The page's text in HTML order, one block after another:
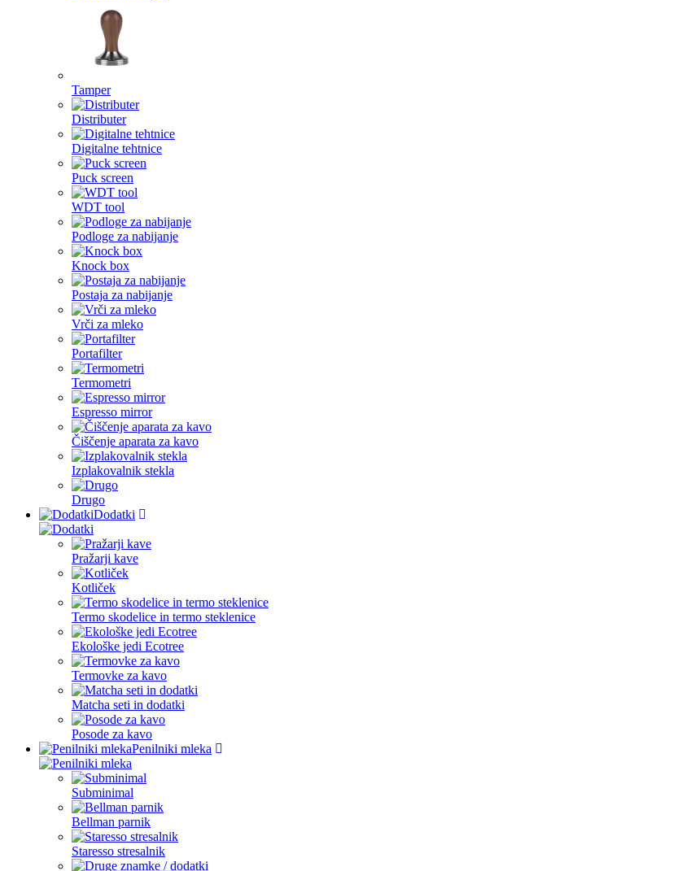
Tamper
Distributer
Digitalne tehtnice
Puck screen
WDT tool
Podloge za nabijanje
Knock box
Postaja za nabijanje
Vrči za mleko
Portafilter
Termometri
Espresso mirror
Čiščenje aparata za kavo
Izplakovalnik stekla
Drugo
Dodatki
Pražarji kave
Kotliček
Termo skodelice in termo steklenice
Ekološke jedi Ecotree
Termovke za kavo
Matcha seti in dodatki
Posode za kavo
Penilniki mleka
Subminimal
Bellman parnik
Staresso stresalnik